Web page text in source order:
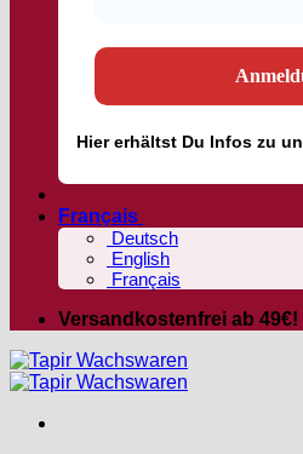
Hiererhältst Du Infos zu
Français
Deutsch
English
Français
Versandkostenfrei ab 49€!